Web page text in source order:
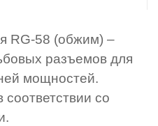
RG-58 (обжим) –
разъемов для
мощностей.
со